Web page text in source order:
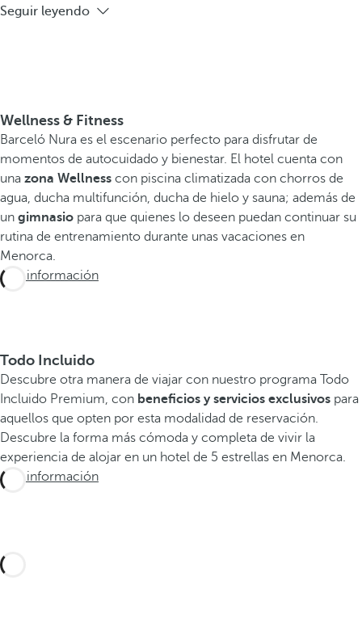
Seguir leyendo
Wellness & Fitness
Barceló Nura es el escenario perfecto para disfrutar de
momentos de autocuidado y bienestar. El hotel cuenta con
una zona Wellness con piscina climatizada con chorros de
agua, ducha multifunción, ducha de hielo y sauna; además de
un gimnasio para que quienes lo deseen puedan continuar su
rutina de entrenamiento durante unas vacaciones en
Menorca.
Más información
Todo Incluido
Descubre otra manera de viajar con nuestro programa Todo
Incluido Premium, con beneficios y servicios exclusivos para
aquellos que opten por esta modalidad de reservación.
Descubre la forma más cómoda y completa de vivir la
experiencia de alojar en un hotel de 5 estrellas en Menorca.
Más información